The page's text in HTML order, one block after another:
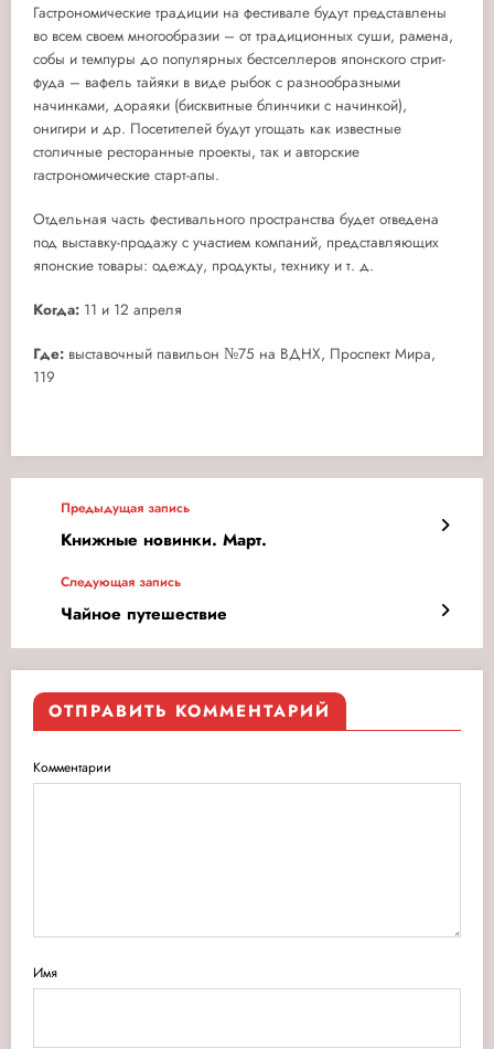
Гастрономические традиции на фестивале будут представлены
во всем своем многообразии – от традиционных суши, рамена,
собы и темпуры до популярных бестселлеров японского стрит-
фуда – вафель тайяки в виде рыбок с разнообразными
начинками, дораяки (бисквитные блинчики с начинкой),
онигири и др. Посетителей будут угощать как известные
столичные ресторанные проекты, так и авторские
гастрономические старт-апы.
Отдельная часть фестивального пространства будет отведена
под выставку-продажу с участием компаний, представляющих
японские товары: одежду, продукты, технику и т. д.
Когда: 11 и 12 апреля
Где: выставочный павильон №75 на ВДНХ, Проспект Мира,
119
Предыдущая запись
Книжные новинки. Март.
Следующая запись
Чайное путешествие
ОТПРАВИТЬ КОММЕНТАРИЙ
Комментарии
Имя